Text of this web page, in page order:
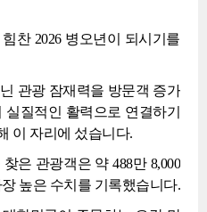
찬 2026 병오년이 되시기를
관광 잠재력을 방문객 증가
질적인 활력으로 연결하기
이 자리에 섰습니다.
은 관광객은 약 488만 8,000
높은 수치를 기록했습니다.